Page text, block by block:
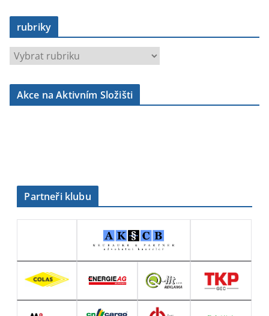
rubriky
b
Akce na Aktivním Složišti
Partneři klubu